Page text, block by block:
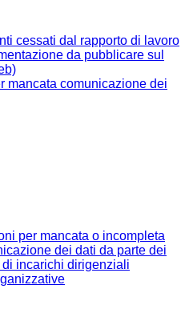
cessati dal rapporto di lavoro
da pubblicare sul
mancata comunicazione dei
per mancata o incompleta
dei dati da parte dei
di incarichi dirigenziali